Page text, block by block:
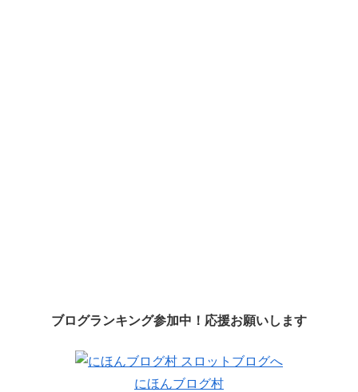
ブログランキング参加中！応援お願いします
にほんブログ村